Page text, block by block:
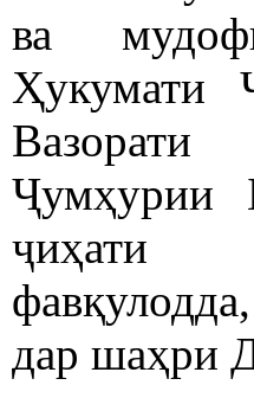
ва
Ҳукумати
Вазорати
Ҷумҳурии
ҷиҳати
дар шаҳри